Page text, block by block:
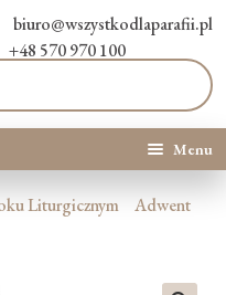
biuro@wszystkodlaparafii.pl
+48 570 970 100
Menu
Liturgicznym
Adwent